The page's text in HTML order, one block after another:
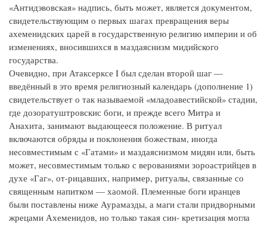
«Антидэвовская» надпись, быть может, является документом,
свидетельствующим о первых шагах превращения веры
ахеменидских царей в государственную религию империи и об
изменениях, вносившихся в маздаяснизм мидийского
государства.
Очевидно, при Атаксерксе I был сделан второй шаг —
введённый в это время религиозный календарь (дополнение 1)
свидетельствует о так называемой «младоавестийской» стадии,
где дозоратуштровскис боги, и прежде всего Митра и
Анахита, занимают выдающееся положение. В ритуал
включаются обряды и поклонения божествам, иногда
несовместимым с «Гатами» и маздаяснизмом мидян или, быть
может, несовместимым только с верованиями зороастрийцев в
духе «Гаг», от-рицавших, например, ритуалы, связанные со
священным напитком — хаомой. Племенные боги иранцев
были поставлены ниже Аурамазды, а маги стали придворными
жрецами Ахеменидов, но только такая син- кретизация могла